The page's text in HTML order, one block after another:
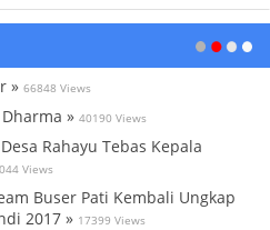
» 66848 Views
» 40190 Views
Rahayu Tebas Kepala
Views
Buser Pati Kembali Ungkap
2017 » 17399 Views